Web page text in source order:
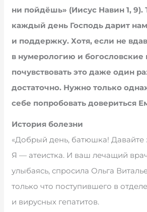
ни пойдёшь» (Иисус Навин 1, 9).
каждый день Господь дарит
и поддержку. Хотя, если не
в нумерологию и богословские
почувствовать это даже один
достаточно. Нужно только
себе попробовать довериться
История болезни
«Добрый день, батюшка! Давайте
Я — атеистка. И ваш лечащий
улыбаясь, спросила Ольга
только что поступившего в
и вирусных гепатитов.